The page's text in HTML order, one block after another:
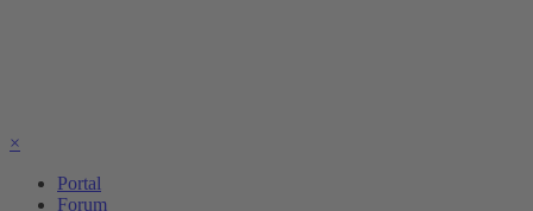
×
Portal
Forum